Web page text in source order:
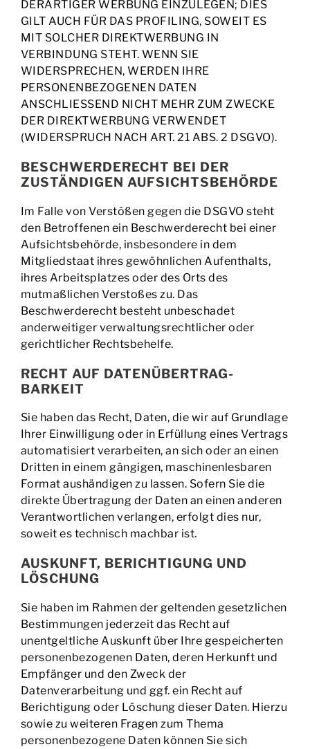
DERARTIGER WERBUNG EINZULEGEN; DIES
GILT AUCH FÜR DAS PROFILING, SOWEIT ES
MIT SOLCHER DIREKTWERBUNG IN
VERBINDUNG STEHT. WENN SIE
WIDERSPRECHEN, WERDEN IHRE
PERSONENBEZOGENEN DATEN
ANSCHLIESSEND NICHT MEHR ZUM ZWECKE
DER DIREKTWERBUNG VERWENDET
(WIDERSPRUCH NACH ART. 21 ABS. 2 DSGVO).
BESCHWERDE­RECHT BEI DER
ZUSTÄNDIGEN AUFSICHTS­BEHÖRDE
Im Falle von Verstößen gegen die DSGVO steht
den Betroffenen ein Beschwerderecht bei einer
Aufsichtsbehörde, insbesondere in dem
Mitgliedstaat ihres gewöhnlichen Aufenthalts,
ihres Arbeitsplatzes oder des Orts des
mutmaßlichen Verstoßes zu. Das
Beschwerderecht besteht unbeschadet
anderweitiger verwaltungsrechtlicher oder
gerichtlicher Rechtsbehelfe.
RECHT AUF DATEN­ÜBERTRAG­
BARKEIT
Sie haben das Recht, Daten, die wir auf Grundlage
Ihrer Einwilligung oder in Erfüllung eines Vertrags
automatisiert verarbeiten, an sich oder an einen
Dritten in einem gängigen, maschinenlesbaren
Format aushändigen zu lassen. Sofern Sie die
direkte Übertragung der Daten an einen anderen
Verantwortlichen verlangen, erfolgt dies nur,
soweit es technisch machbar ist.
AUSKUNFT, BERICHTIGUNG UND
LÖSCHUNG
Sie haben im Rahmen der geltenden gesetzlichen
Bestimmungen jederzeit das Recht auf
unentgeltliche Auskunft über Ihre gespeicherten
personenbezogenen Daten, deren Herkunft und
Empfänger und den Zweck der
Datenverarbeitung und ggf. ein Recht auf
Berichtigung oder Löschung dieser Daten. Hierzu
sowie zu weiteren Fragen zum Thema
personenbezogene Daten können Sie sich